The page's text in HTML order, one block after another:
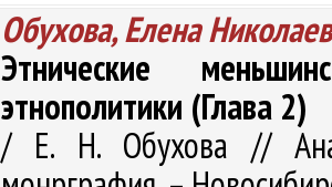
Обухова, Елена
Этнические
этнополитики (Глава 2)
/ Е. Н. Обухова //